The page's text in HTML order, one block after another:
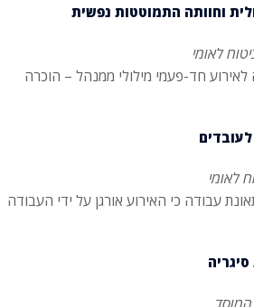
וחוותה התמוטטות נפשית
חד-פעמי מילולי ממנהל – הוכרה
עבודה כי האירוע אורגן על ידי העבודה